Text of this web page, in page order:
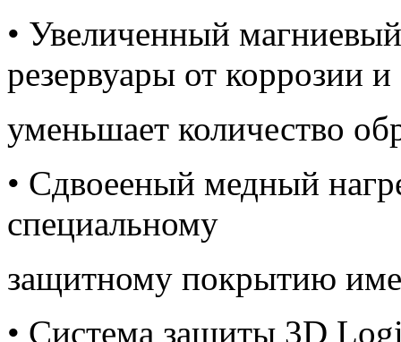
• Увеличенный
резервуары от коррозии и
уменьшает количество
• Сдвоееный медный
специальному
защитному покрытию
• Система защиты 3D